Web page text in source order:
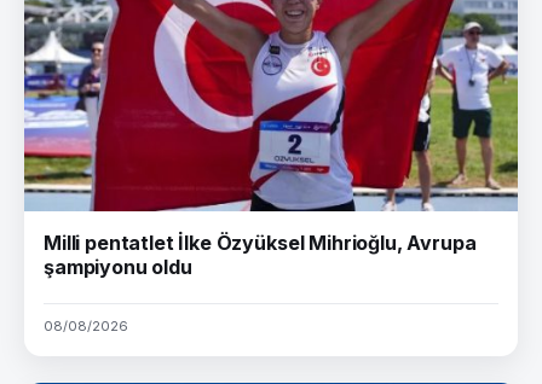
Milli pentatlet İlke Özyüksel Mihrioğlu, Avrupa
şampiyonu oldu
08/08/2026